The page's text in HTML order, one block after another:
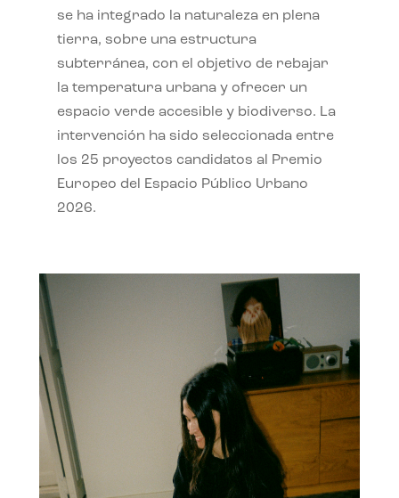
se ha integrado la naturaleza en plena
tierra, sobre una estructura
subterránea, con el objetivo de rebajar
la temperatura urbana y ofrecer un
espacio verde accesible y biodiverso. La
intervención ha sido seleccionada entre
los 25 proyectos candidatos al Premio
Europeo del Espacio Público Urbano
2026.